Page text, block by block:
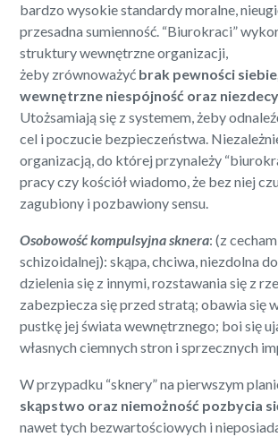
bardzo wysokie standardy moralne,
przesadna sumienność. “Biurokraci”
struktury wewnętrzne organizacji,
żeby zrównoważyć brak pewności
wewnętrzne niespójność oraz
Utożsamiają się z systemem, żeby
cel i poczucie bezpieczeństwa.
organizacją, do której przynależy
pracy czy kościół wiadomo, że bez niej
zagubiony i pozbawiony sensu.
Osobowość kompulsyjna sknera: (z
schizoidalnej): skąpa, chciwa, niezdolna
dzielenia się z innymi, rozstawania się z
zabezpiecza się przed stratą; obawia się
pustkę jej świata wewnętrznego; boi się
własnych ciemnych stron i sprzecznych
W przypadku “sknery” na pierwszym
skąpstwo oraz niemożność pozbycia
nawet tych bezwartościowych i